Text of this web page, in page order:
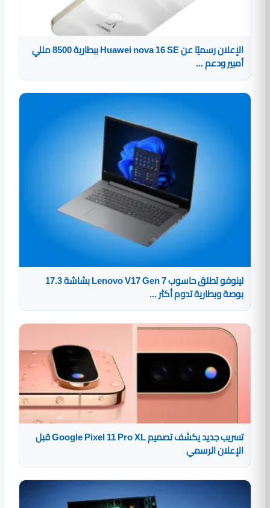
الإعلان رسميًا عن Huawei nova 16 SE ببطارية 8500 مللي
أمبير ودعم ...
لينوفو تطلق حاسوب Lenovo V17 Gen 7 بشاشة 17.3
بوصة وبطارية تدوم أكثر ...
تسريب جديد يكشف تصميم Google Pixel 11 Pro XL قبل
الإعلان الرسمي